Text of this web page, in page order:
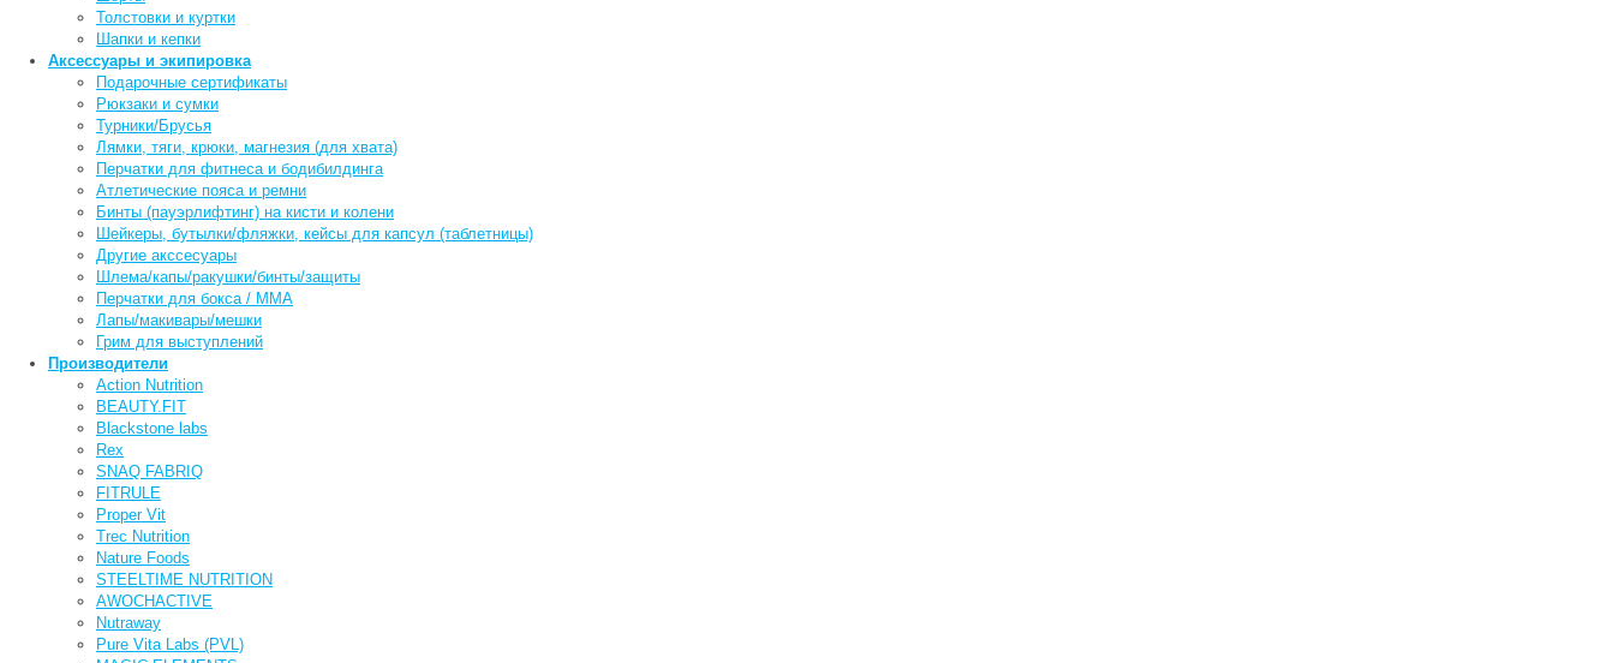
Толстовки и куртки
Шапки и кепки
Аксессуары и экипировка
Подарочные сертификаты
Рюкзаки и сумки
Турники/Брусья
Лямки, тяги, крюки, магнезия (для хвата)
Перчатки для фитнеса и бодибилдинга
Атлетические пояса и ремни
Бинты (пауэрлифтинг) на кисти и колени
Шейкеры, бутылки/фляжки, кейсы для капсул (таблетницы)
Другие акссесуары
Шлема/капы/ракушки/бинты/защиты
Перчатки для бокса / ММА
Лапы/макивары/мешки
Грим для выступлений
Производители
Action Nutrition
BEAUTY.FIT
Blackstone labs
Rex
SNAQ FABRIQ
FITRULE
Proper Vit
Trec Nutrition
Nature Foods
STEELTIME NUTRITION
AWOCHACTIVE
Nutraway
Pure Vita Labs (PVL)